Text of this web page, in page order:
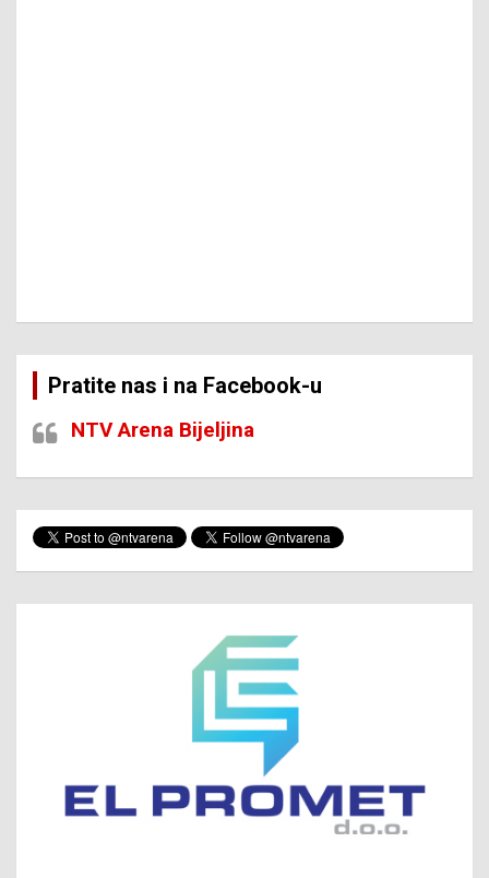
Pratite nas i na Facebook-u
NTV Arena Bijeljina